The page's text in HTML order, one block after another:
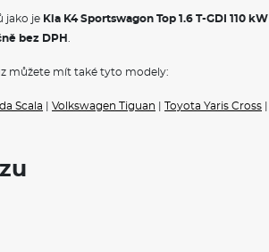
(Qi)
jako je Kia K4 Sportswagon Top 1.6 T-GDI 110 kW
bez DPH
můžete mít také tyto modely:
Scala Volkswagen Tiguan Toyota Yaris Cross